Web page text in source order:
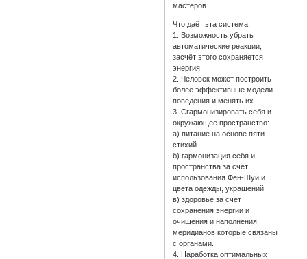
мастеров.
Что даёт эта система:
1. Возможность убрать
автоматические реакции,
засчёт этого сохраняется
энергия,
2. Человек может построить
более эффективные модели
поведения и менять их.
3. Сгармонизировать себя и
окружающее пространство:
а) питание на основе пяти
стихий
б) гармонизация себя и
пространства за счёт
использования Фен-Шуй и
цвета одежды, украшений.
в) здоровье за счёт
сохранения энергии и
очищения и наполнения
меридианов которые связаны
с органами.
4. Наработка оптимальных